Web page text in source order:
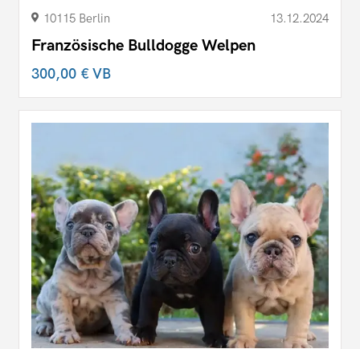
10115 Berlin 13.12.2024
Französische Bulldogge Welpen
300,00 €VB